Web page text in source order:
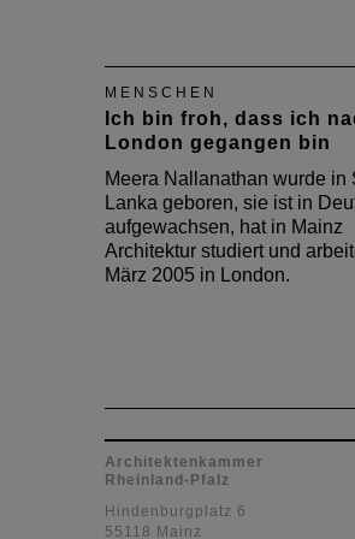
MENSCHEN
Ich bin froh, dass ich
London gegangen bin
Meera Nallanathan wurde in
Lanka geboren, sie ist in
aufgewachsen, hat in Mainz
Architektur studiert und
März 2005 in London.
Architektenkammer
Rheinland-Pfalz
Hindenburgplatz 6
55118 Mainz